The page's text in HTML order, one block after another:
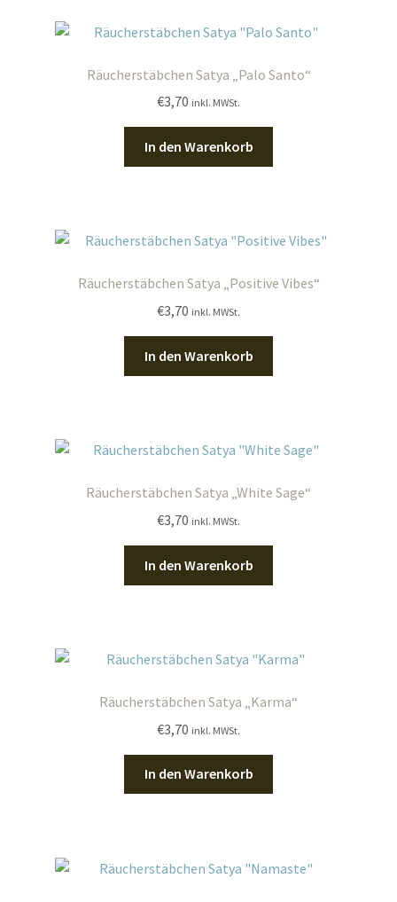
Räucherstäbchen Satya „Palo Santo“
€3,70 inkl. MWSt.
In den Warenkorb
Räucherstäbchen Satya „Positive Vibes“
€3,70 inkl. MWSt.
In den Warenkorb
Räucherstäbchen Satya „White Sage“
€3,70 inkl. MWSt.
In den Warenkorb
Räucherstäbchen Satya „Karma“
€3,70 inkl. MWSt.
In den Warenkorb